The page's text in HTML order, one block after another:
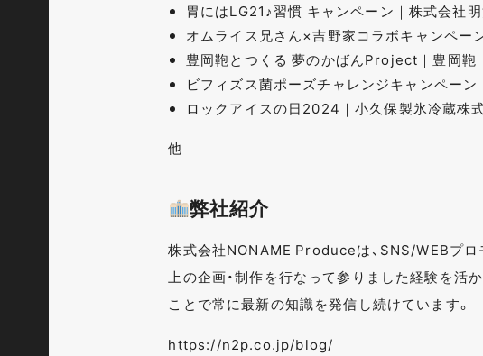
胃にはLG21♪習慣 キャンペーン｜株式会社
オムライス兄さん×吉野家コラボキャンペー
豊岡鞄とつくる 夢のかばんProject｜豊岡鞄
ビフィズス菌ポーズチャレンジキャンペー
ロックアイスの日2024｜小久保製氷冷蔵株
他
弊社紹介
株式会社NONAME Produceは、SNS/WEBプ
上の企画・制作を行なって参りました経験を活
ことで常に最新の知識を発信し続けています。
https://n2p.co.jp/blog/